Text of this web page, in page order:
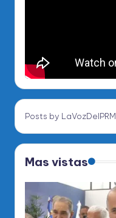
Posts by LaVozDelPRM
Mas vistas